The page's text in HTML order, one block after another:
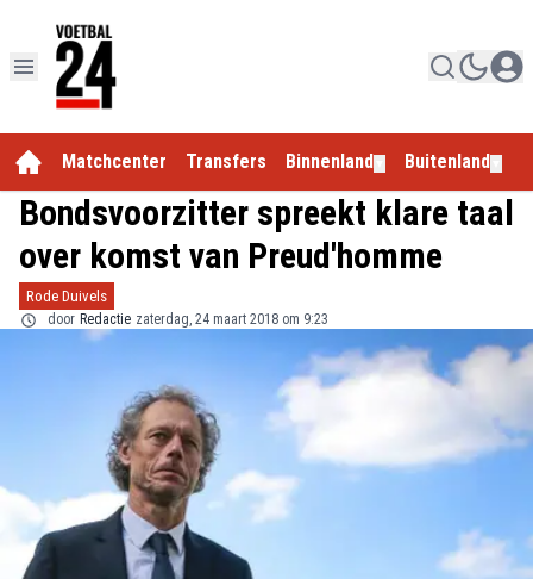
Matchcenter Transfers Binnenland Buitenland
Bondsvoorzitter spreekt klare taal
over komst van Preud'homme
Rode Duivels
door Redactie zaterdag, 24 maart 2018 om 9:23